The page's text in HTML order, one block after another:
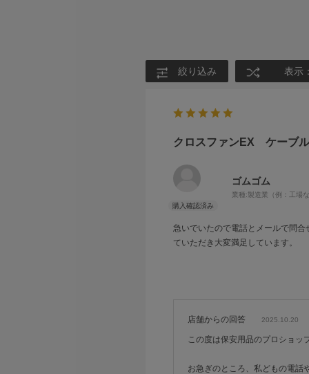
絞り込み 表示
クロスファンEX ケーブ
ゴムゴム
業種:製造業（例：工場
急いでいたので電話とメールで問
ていただき大変満足しています。
店舗からの回答 2025.10.20
この度は保安用品のプロショ
お急ぎのところ、私どもの電話